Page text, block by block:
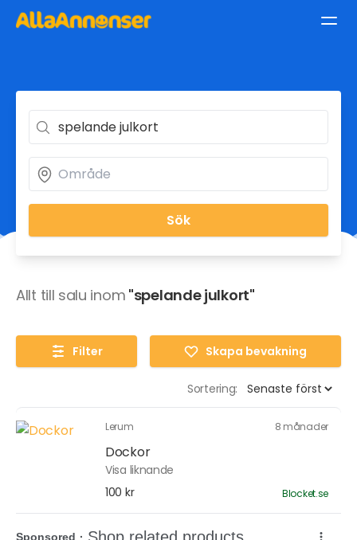
Sök
Allt till salu inom "spelande julkort"
Filter Skapa bevakning
Sortering:
Lerum 8 månader
Dockor
Visa liknande
100 kr
Blocket.se